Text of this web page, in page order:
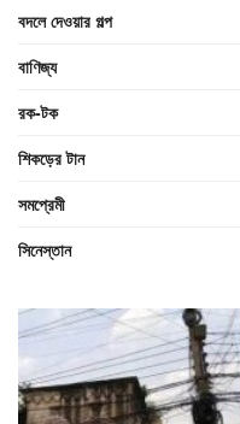
বদলে দেওয়ার গল্প
বাণিজ্য
রক-টক
শিকড়ের টান
সমপ্রেমী
সিনেস্তান